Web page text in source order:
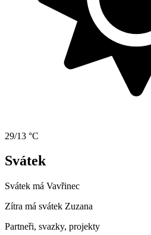
29/13 °C
Svátek
Svátek má Vavřinec
Zítra má svátek Zuzana
Partneři, svazky, projekty